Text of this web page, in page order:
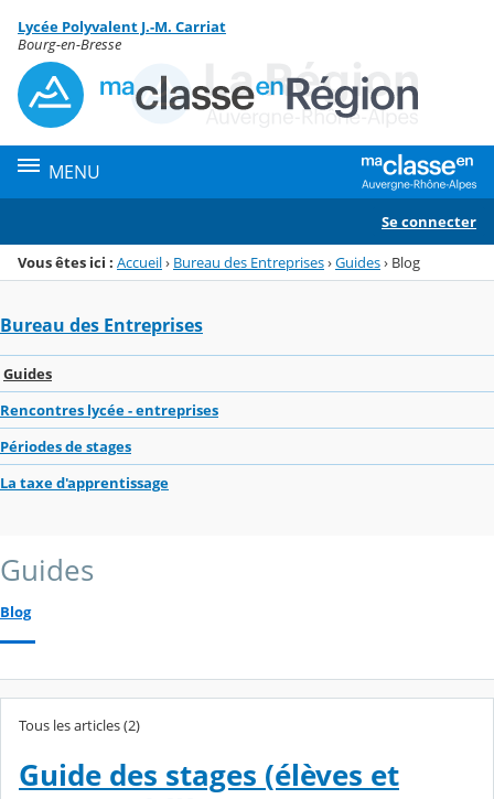
Menu de la rubrique
Contenu
Lycée Polyvalent J.-M. Carriat
Bourg-en-Bresse
MENU
Se connecter
Vous êtes ici : Accueil› Bureau des Entreprises›Guides› Blog
Bureau des Entreprises
Guides
Rencontres lycée - entreprises
Périodes de stages
La taxe d'apprentissage
Guides
Blog
Tous les articles (2)
Guide des stages (élèves et